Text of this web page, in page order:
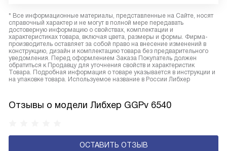
* Все информационные материалы, представленные на Сайте, носят
справочный характер и не могут в полной мере передавать
достоверную информацию о свойствах, комплектации и
характеристиках товара, включая цвета, размеры и формы. Фирма-
производитель оставляет за собой право на внесение изменений в
конструкцию, дизайн и комплектацию товара без предварительного
уведомления. Перед оформлением Заказа Покупатель должен
обратиться к Продавцу для уточнения свойств и характеристик
Товара. Подробная информация о товаре указывается в инструкции и
на упаковке товара. Используемое название в России Либхер
Отзывы о модели Либхер GGPv 6540
ОСТАВИТЬ ОТЗЫВ